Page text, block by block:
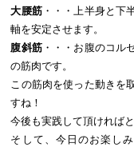
大腰筋・・・上半身と下
軸を安定させます。
腹斜筋・・・お腹のコル
の筋肉です。
この筋肉を使った動きを
すね！
今後も実践して頂ければと
そして、今日のお楽し